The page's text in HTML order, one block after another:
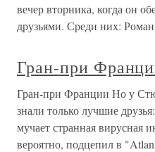
вечер вторника, когда он
друзьями. Среди них:
Гран-при
Гран-при Франции Но у
знали только лучшие
мучает странная вирусная
вероятно, подцепил в